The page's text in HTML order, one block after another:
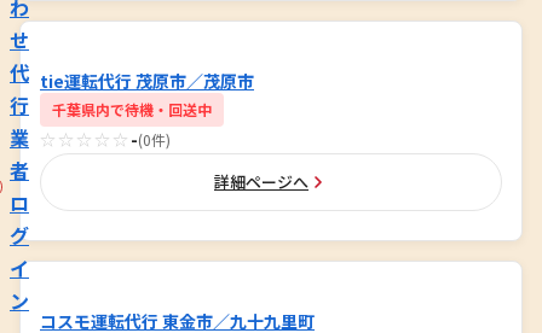
わ
せ
代
行
業
者
ロ
グ
イ
ン
tie運転代行 茂原市／茂原市
千葉県内で待機・回送中
☆☆☆☆☆ -(0件)
詳細ページへ
コスモ運転代行 東金市／九十九里町